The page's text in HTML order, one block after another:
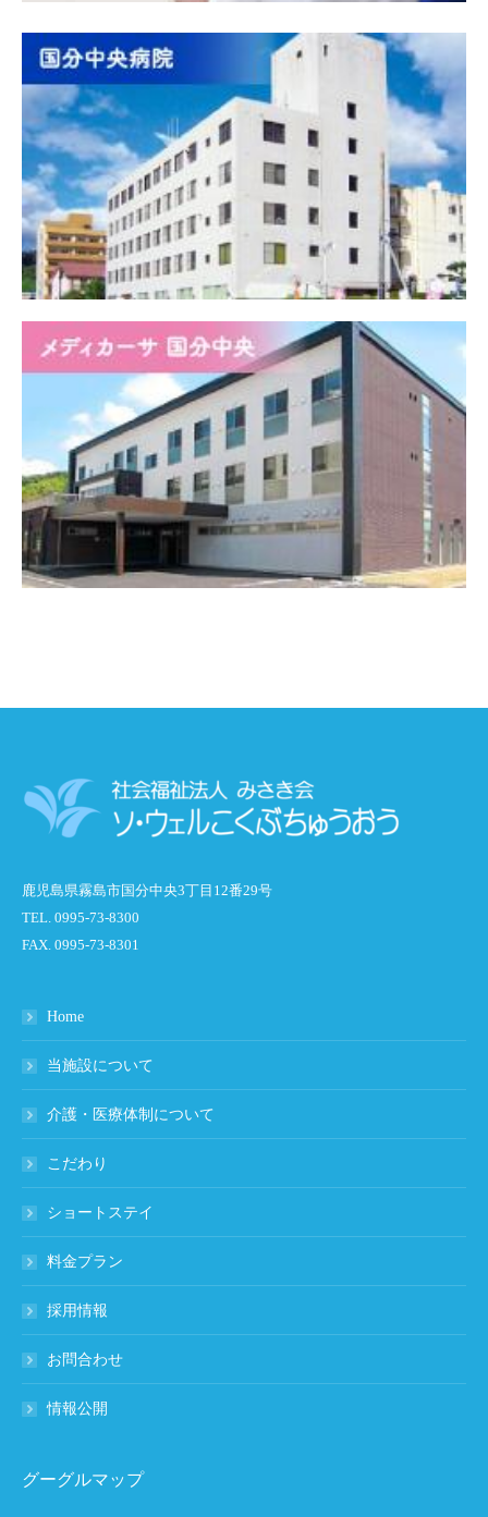
鹿児島県霧島市国分中央3丁目12番29号
TEL. 0995-73-8300
FAX. 0995-73-8301
Home
当施設について
介護・医療体制について
こだわり
ショートステイ
料金プラン
採用情報
お問合わせ
情報公開
グーグルマップ